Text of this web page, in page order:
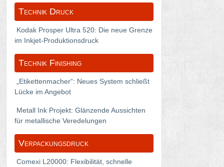
Technik Druck
Kodak Prosper Ultra 520: Die neue Grenze
im Inkjet-Produktionsdruck
Technik Finishing
„Etikettenmacher“: Neues System schließt
Lücke im Angebot
Metall Ink Projekt: Glänzende Aussichten
für metallische Veredelungen
Verpackungsdruck
Comexi L20000: Flexibilität, schnelle